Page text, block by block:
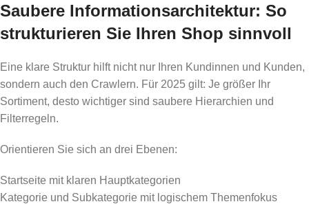
Saubere Informationsarchitektur: So
strukturieren Sie Ihren Shop sinnvoll
Eine klare Struktur hilft nicht nur Ihren Kundinnen und Kunden,
sondern auch den Crawlern. Für 2025 gilt: Je größer Ihr
Sortiment, desto wichtiger sind saubere Hierarchien und
Filterregeln.
Orientieren Sie sich an drei Ebenen:
Startseite mit klaren Hauptkategorien
Kategorie und Subkategorie mit logischem Themenfokus